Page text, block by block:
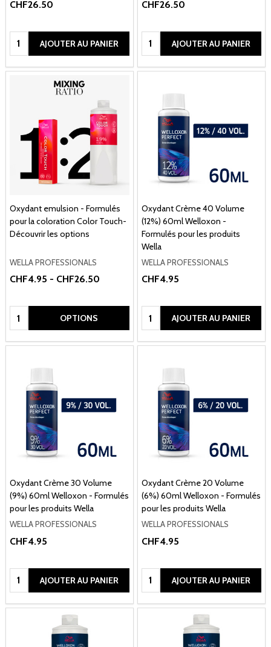
CHF26.50
Quantité:AJOUTER AU PANIER
CHF26.50
Quantité:AJOUTER AU PANIER
Oxydant emulsion - Formulés
pour la coloration Color Touch-
Découvrir les options
WELLA PROFESSIONALS
CHF4.95 - CHF26.50
Quantité: OPTIONS
Oxydant Crème 40 Volume
(12%) 60ml Welloxon -
Formulés pour les produits
Wella
WELLA PROFESSIONALS
CHF4.95
Quantité:AJOUTER AU PANIER
Oxydant Crème 30 Volume
(9%) 60ml Welloxon - Formulés
pour les produits Wella
WELLA PROFESSIONALS
CHF4.95
Quantité:AJOUTER AU PANIER
Oxydant Crème 20 Volume
(6%) 60ml Welloxon - Formulés
pour les produits Wella
WELLA PROFESSIONALS
CHF4.95
Quantité:AJOUTER AU PANIER